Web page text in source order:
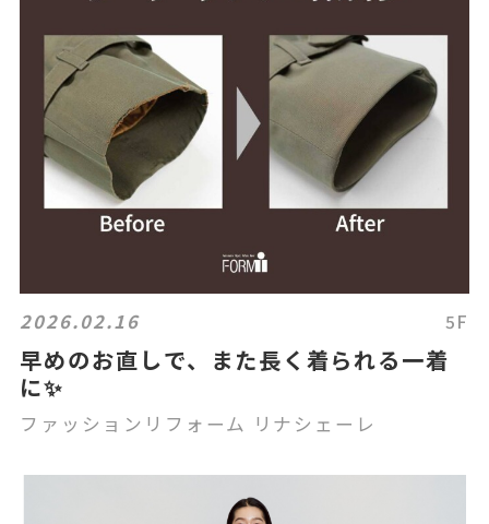
2026.02.16 5F
早めのお直しで、また長く着られる一着
に✨
ファッションリフォーム リナシェーレ